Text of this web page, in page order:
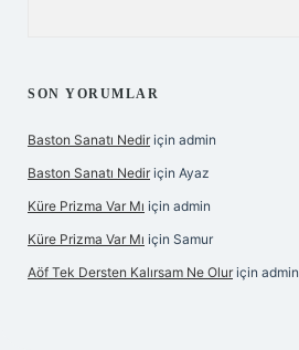
SON YORUMLAR
Baston Sanatı Nedir için admin
Baston Sanatı Nedir için Ayaz
Küre Prizma Var Mı için admin
Küre Prizma Var Mı için Samur
Aöf Tek Dersten Kalırsam Ne Olur için admin